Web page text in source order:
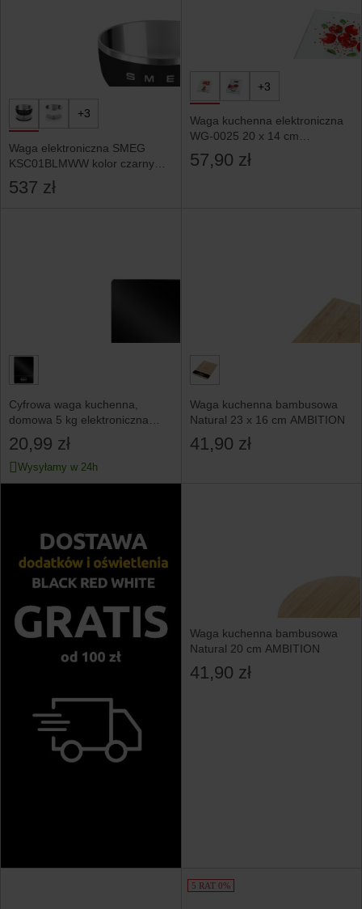
+3
Waga elektroniczna SMEG
KSC01BLMWW kolor czarny
mat
537 zł
+3
Waga kuchenna elektroniczna
WG-0025 20 x 14 cm
OPTIMUM
57,90 zł
Cyfrowa waga kuchenna,
domowa 5 kg elektroniczna
z wyświetlaczem
20,99 zł
Wysyłamy w 24h
Waga kuchenna bambusowa
Natural 23 x 16 cm AMBITION
41,90 zł
Waga kuchenna bambusowa
Natural 20 cm AMBITION
41,90 zł
5 RAT 0%